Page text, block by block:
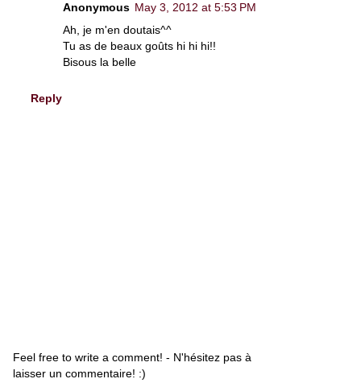
Anonymous May 3, 2012 at 5:53 PM
Ah, je m'en doutais^^
Tu as de beaux goûts hi hi hi!!
Bisous la belle
Reply
Feel free to write a comment! - N'hésitez pas à
laisser un commentaire! :)